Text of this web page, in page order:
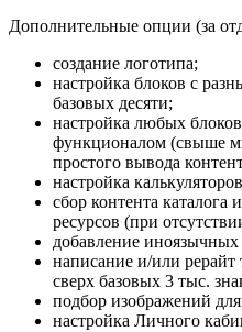
Дополнительные опции (за
создание логотипа;
настройка блоков с
базовых десяти;
настройка любых
функционалом (свыше
простого вывода
настройка
сбор контента каталога
ресурсов (при
добавление иноязычных
написание и/или рерайт
сверх базовых 3 тыс.
подбор изображений для
настройка Личного